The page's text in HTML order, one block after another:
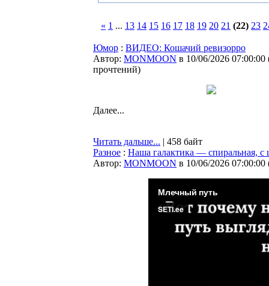
« 1 ... 13 14 15 16 17 18 19 20 21 (22) 23
Юмор : ВИДЕО: Кошачий ревизорро
Автор: MONMOON в 10/06/2026 07:00:00
прочтений)
Далее...
Читать дальше... | 458 байт
Разное : Наша галактика — спиральная,
Автор: MONMOON в 10/06/2026 07:00:00